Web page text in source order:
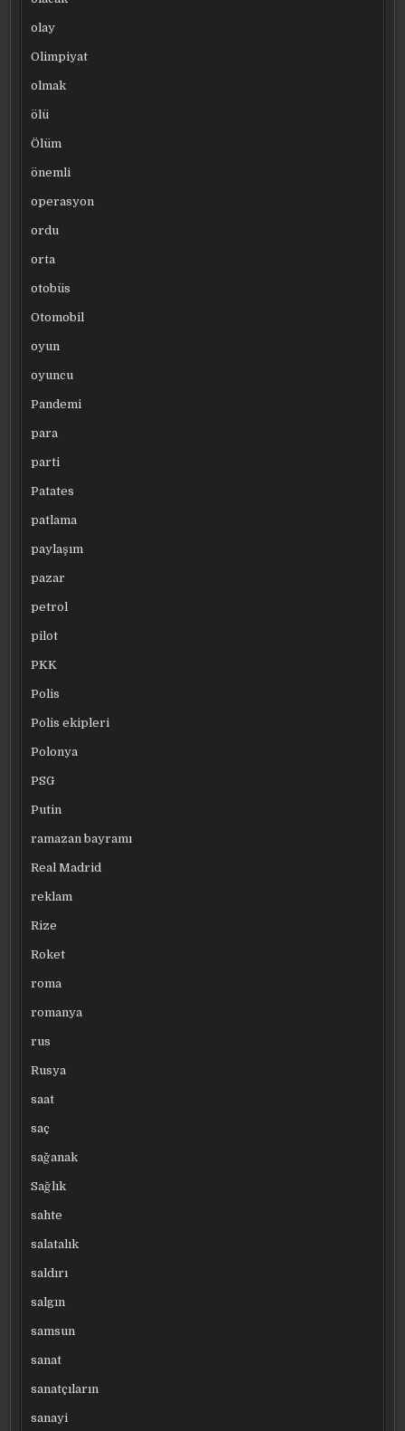
olay
Olimpiyat
olmak
ölü
Ölüm
önemli
operasyon
ordu
orta
otobüs
Otomobil
oyun
oyuncu
Pandemi
para
parti
Patates
patlama
paylaşım
pazar
petrol
pilot
PKK
Polis
Polis ekipleri
Polonya
PSG
Putin
ramazan bayramı
Real Madrid
reklam
Rize
Roket
roma
romanya
rus
Rusya
saat
saç
sağanak
Sağlık
sahte
salatalık
saldırı
salgın
samsun
sanat
sanatçıların
sanayi